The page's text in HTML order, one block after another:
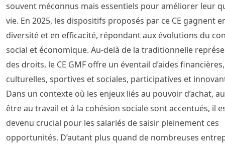
souvent méconnus mais essentiels pour améliorer leur
vie. En 2025, les dispositifs proposés par ce CE gagnent
diversité et en efficacité, répondant aux évolutions du
social et économique. Au-delà de la traditionnelle
des droits, le CE GMF offre un éventail d’aides financières,
culturelles, sportives et sociales, participatives et
Dans un contexte où les enjeux liés au pouvoir d’achat,
être au travail et à la cohésion sociale sont accentués, il
devenu crucial pour les salariés de saisir pleinement ces
opportunités. D’autant plus quand de nombreuses